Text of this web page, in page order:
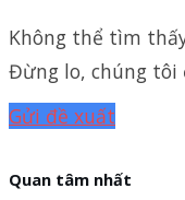
Không thể tìm
Đừng lo, chúng tôi
Gửi đề xuất
Quan tâm nhất